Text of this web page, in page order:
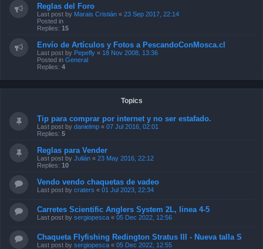
Reglas del Foro
Last post by Marais Cristián « 23 Sep 2017, 22:14
Posted in
Replies: 15
Envío de Artículos y Fotos a PescandoConMosca.cl
Last post by Pepefly « 18 Nov 2008, 13:36
Posted in General
Replies: 4
Topics
Tip para comprar por internet y no ser estafado.
Last post by danielmp « 07 Jul 2016, 02:01
Replies: 5
Reglas para Vender
Last post by Julián « 23 May 2016, 22:12
Replies: 10
Vendo vendo chaquetas de vadeo
Last post by craters « 01 Jul 2023, 22:34
Carretes Scientific Anglers System 2L, linea 4-5
Last post by sergiopesca « 05 Dec 2022, 12:56
Chaqueta Flyfishing Redington Stratus III - Nueva talla S
Last post by sergiopesca « 05 Dec 2022, 12:55